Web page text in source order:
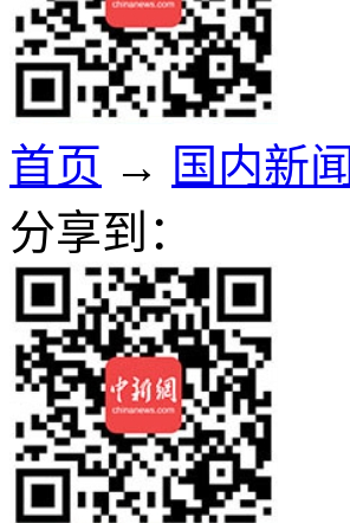
首页 → 国内新闻
分享到：